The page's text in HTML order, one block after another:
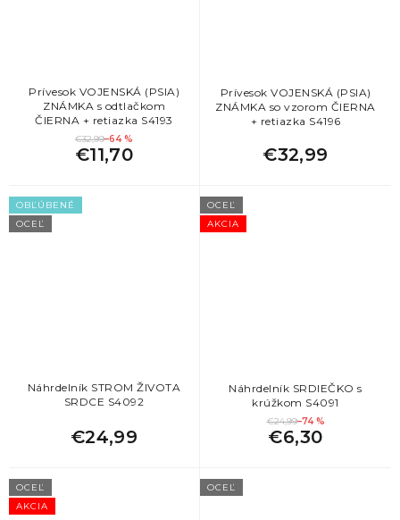
Prívesok VOJENSKÁ (PSIA)
ZNÁMKA s odtlačkom
ČIERNA + retiazka S4193
€32,99–64 %
€11,70
Prívesok VOJENSKÁ (PSIA)
ZNÁMKA so vzorom ČIERNA
+ retiazka S4196
€32,99
OBĽÚBENÉ
OCEĽ
Náhrdelník STROM ŽIVOTA
SRDCE S4092
€24,99
AKCIA
OCEĽ
Náhrdelník SRDIEČKO s
krúžkom S4091
€24,99–74 %
€6,30
AKCIA
OCEĽ OCEĽ